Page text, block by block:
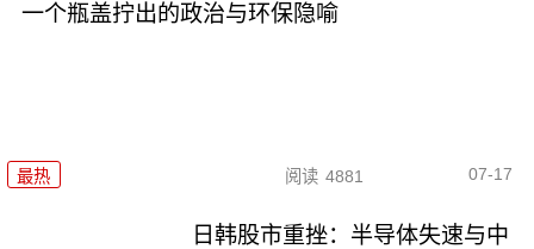
一个瓶盖拧出的政治与环保隐喻
最热 阅读 4881 07-17
日韩股市重挫：半导体失速与中